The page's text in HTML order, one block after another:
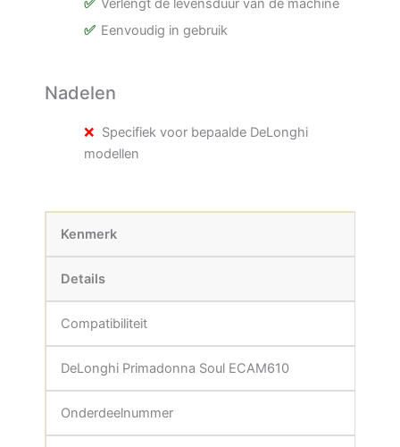
Eenvoudig in gebruik
Nadelen
Specifiek voor bepaalde DeLonghi
modellen
Kenmerk
Details
Compatibiliteit
DeLonghi Primadonna Soul ECAM610
Onderdeelnummer